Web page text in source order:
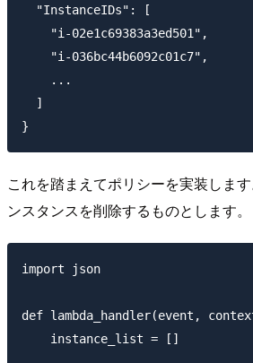
  "InstanceIDs": [
    "i-02e1c69383a3ed501",
    "i-036bc44b6092c01c7",
    ...
  ]
これを踏まえてポリシーを実装しま
ンスタンスを削除するものとします。
import json
def lambda_handler(event,
    instance_list = []